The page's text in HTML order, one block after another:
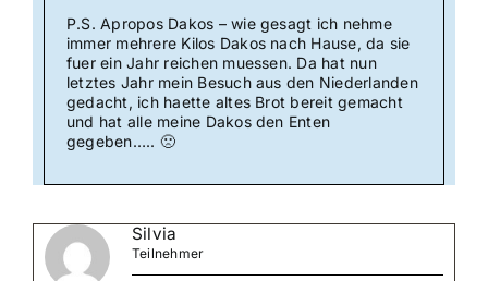
P.S. Apropos Dakos – wie gesagt ich nehme
immer mehrere Kilos Dakos nach Hause, da sie
fuer ein Jahr reichen muessen. Da hat nun
letztes Jahr mein Besuch aus den Niederlanden
gedacht, ich haette altes Brot bereit gemacht
und hat alle meine Dakos den Enten
gegeben….. 🙁
Silvia
Teilnehmer